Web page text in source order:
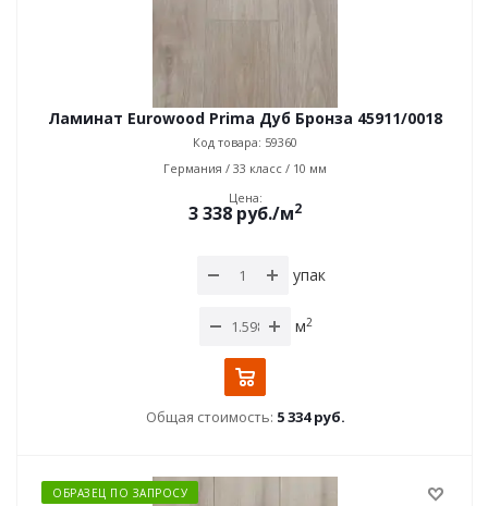
Ламинат Eurowood Prima Дуб Бронза 45911/0018
Код товара: 59360
Германия / 33 класс / 10 мм
Цена:
3 338 руб./м2
упак
м2
Общая стоимость: 5 334 руб.
ОБРАЗЕЦ ПО ЗАПРОСУ